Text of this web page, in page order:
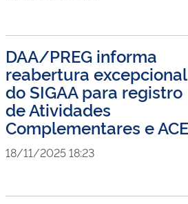
DAA/PREG informa
reabertura excepcional
do SIGAA para registro
de Atividades
Complementares e ACE
18/11/2025 18:23